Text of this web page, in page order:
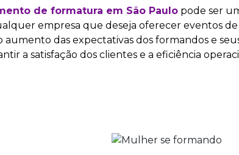
de formatura em São Paulo pode ser
empresa que deseja oferecer eventos
das expectativas dos formandos e
a satisfação dos clientes e a eficiência